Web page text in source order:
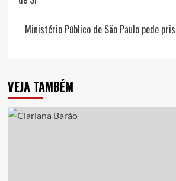
Ministério Público de São Paulo pede
VEJA TAMBÉM